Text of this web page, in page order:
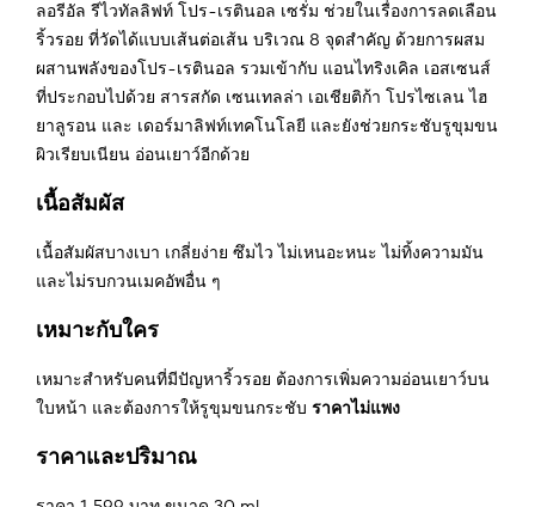
ลอรีอัล รีไวทัลลิฟท์ โปร-เรตินอล เซรั่ม ช่วยในเรื่องการลดเลือน
ริ้วรอย ที่วัดได้แบบเส้นต่อเส้น บริเวณ 8 จุดสำคัญ ด้วยการผสม
ผสานพลังของโปร-เรตินอล รวมเข้ากับ แอนไทริงเคิล เอสเซนส์
ที่ประกอบไปด้วย สารสกัด เซนเทลล่า เอเชียติก้า โปรไซเลน ไฮ
ยาลูรอน และ เดอร์มาลิฟท์เทคโนโลยี และยังช่วยกระชับรูขุมขน
ผิวเรียบเนียน อ่อนเยาว์อีกด้วย
เนื้อสัมผัส
เนื้อสัมผัสบางเบา เกลี่ยง่าย ซึมไว ไม่เหนอะหนะ ไม่ทิ้งความมัน
และไม่รบกวนเมคอัพอื่น ๆ
เหมาะกับใคร
เหมาะสำหรับคนที่มีปัญหาริ้วรอย ต้องการเพิ่มความอ่อนเยาว์บน
ใบหน้า และต้องการให้รูขุมขนกระชับ ราคาไม่แพง
ราคาและปริมาณ